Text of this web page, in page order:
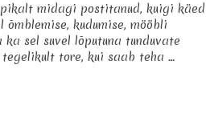
midagi postitanud, kuigi käed
kudumise, mööbli
sel suvel lõputuna tunduvate
tore, kui saab teha …